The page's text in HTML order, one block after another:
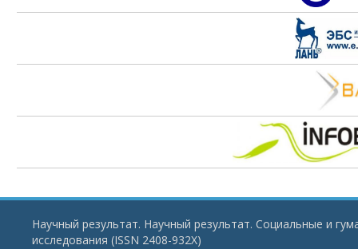
Научный результат. Научный результат. Социальные и
исследования (ISSN 2408-932X)